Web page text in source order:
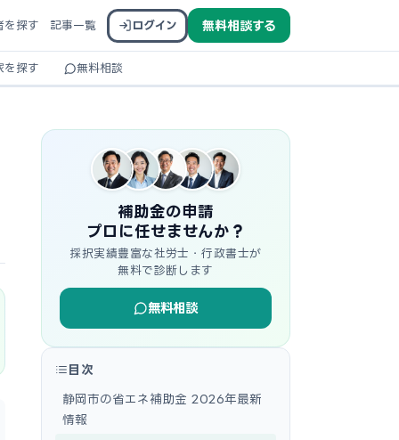
を探す 記事一覧 ログイン 無料相談する
を探す 無料相談
補助金の申請
プロに任せませんか？
採択実績豊富な社労士・行政書士が
無料で診断します
無料相談
目次
静岡市の省エネ補助金 2026年最新
情報